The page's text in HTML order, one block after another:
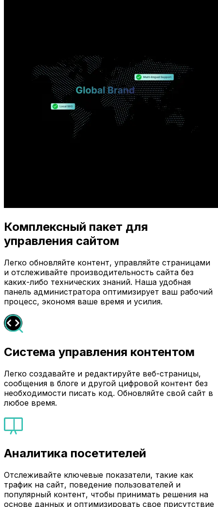
Комплексный пакет для
управления сайтом
Легко обновляйте контент, управляйте страницами
и отслеживайте производительность сайта без
каких-либо технических знаний. Наша удобная
панель администратора оптимизирует ваш рабочий
процесс, экономя ваше время и усилия.
Система управления контентом
Легко создавайте и редактируйте веб-страницы,
сообщения в блоге и другой цифровой контент без
необходимости писать код. Обновляйте свой сайт в
любое время.
Аналитика посетителей
Отслеживайте ключевые показатели, такие как
трафик на сайт, поведение пользователей и
популярный контент, чтобы принимать решения на
основе данных и оптимизировать свое присутствие